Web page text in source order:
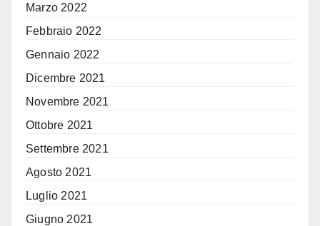
Marzo 2022
Febbraio 2022
Gennaio 2022
Dicembre 2021
Novembre 2021
Ottobre 2021
Settembre 2021
Agosto 2021
Luglio 2021
Giugno 2021